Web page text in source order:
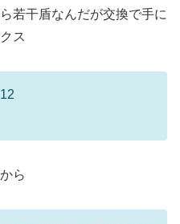
若干盾なんだが交換で手に
ス
ら